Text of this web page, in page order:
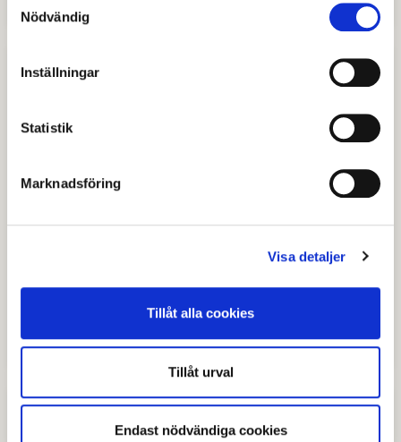
Nödvändig
Inställningar
Statistik
Marknadsföring
Visa detaljer
Tillåt alla cookies
Tillåt urval
Endast nödvändiga cookies
Barnens visentpark
Hos oss är hela familjen välkommen! Här finns
aktiviteter för både stora och små.